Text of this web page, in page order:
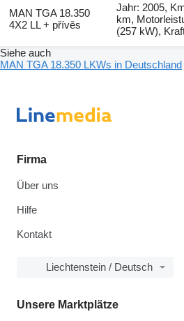
MAN TGA 18.350
4X2 LL + přívěs
Jahr: 2005,
km,
(257 kW),
Siehe auch
MAN TGA 18.350 LKWs in Deutschland
Firma
Über uns
Hilfe
Kontakt
Liechtenstein / Deutsch
Unsere Marktplätze